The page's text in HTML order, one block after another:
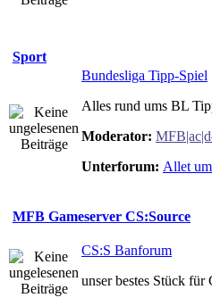
Sport
Bundesliga Tipp-Spiel
Alles rund ums BL
Moderator:
Unterforum: Allet
MFB Gameserver CS:Source
CS:S Banforum
unser bestes Stück für